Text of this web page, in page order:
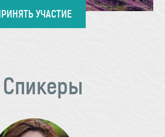
УЧАСТИЕ
Спикеры